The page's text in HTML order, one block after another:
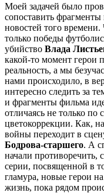
Моей задачей было
сопоставить
новостей того
только победы
убийство Влада
какой-то момент герои
реальность, а мы
нами происходило, в
интересно следить за
и фрагменты фильма
отличаясь не только
цветокоррекции. Как,
войны переходит в
Бодрова-старшего. А
начали противоречить,
серии, посвященной в
гламура, новые герои
жизнь, пока рядом